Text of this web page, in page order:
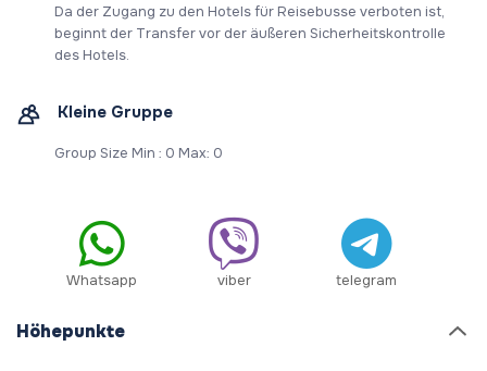
Da der Zugang zu den Hotels für Reisebusse verboten ist,
beginnt der Transfer vor der äußeren Sicherheitskontrolle
des Hotels.
Kleine Gruppe
Group Size Min : 0 Max: 0
Whatsapp viber telegram
Höhepunkte